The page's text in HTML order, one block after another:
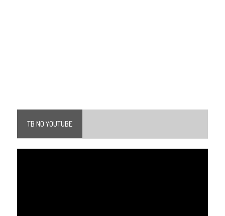
TB NO YOUTUBE